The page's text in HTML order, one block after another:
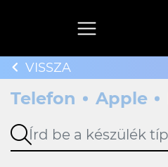
VISSZA
Telefon Apple